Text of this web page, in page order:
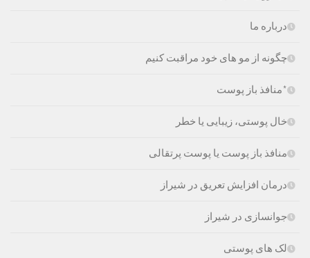
درباره ما
چگونه از مو های خود مراقبت کنیم
*منافذ باز پوست
خال پوستی، زیبایی یا خطر
منافذ باز پوست یا پوست پرتقالی
درمان افزایش تعریق در شیراز
جوانسازی در شیراز
لک های پوستی